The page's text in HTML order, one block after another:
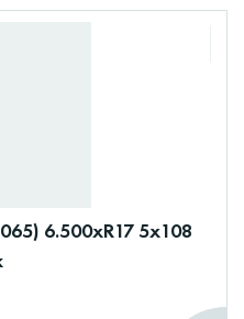
6.500xR17 5x108